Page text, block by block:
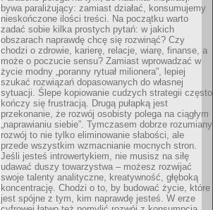
bywa paraliżujący: zamiast działać, konsumujemy
nieskończone ilości treści. Na początku warto
zadać sobie kilka prostych pytań: w jakich
obszarach naprawdę chcę się rozwinąć? Czy
chodzi o zdrowie, karierę, relacje, wiarę, finanse, a
może o poczucie sensu? Zamiast wprowadzać w
życie modny „poranny rytuał milionera”, lepiej
szukać rozwiązań dopasowanych do własnej
sytuacji. Ślepe kopiowanie cudzych strategii często
kończy się frustracją. Drugą pułapką jest
przekonanie, że rozwój osobisty polega na ciągłym
„naprawianiu siebie”. Tymczasem dobrze rozumiany
rozwój to nie tylko eliminowanie słabości, ale
przede wszystkim wzmacnianie mocnych stron.
Jeśli jesteś introwertykiem, nie musisz na siłę
udawać duszy towarzystwa – możesz rozwijać
swoje talenty analityczne, kreatywność, głęboką
koncentrację. Chodzi o to, by budować życie, które
jest spójne z tym, kim naprawdę jesteś. W erze